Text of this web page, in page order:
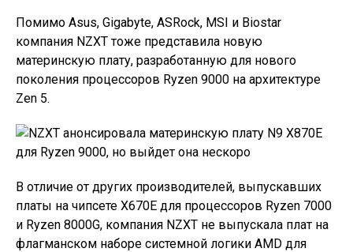
Помимо Asus, Gigabyte, ASRock, MSI и Biostar
компания NZXT тоже представила новую
материнскую плату, разработанную для нового
поколения процессоров Ryzen 9000 на архитектуре
Zen 5.
В отличие от других производителей, выпускавших
платы на чипсете X670E для процессоров Ryzen 7000
и Ryzen 8000G, компания NZXT не выпускала плат на
флагманском наборе системной логики AMD для